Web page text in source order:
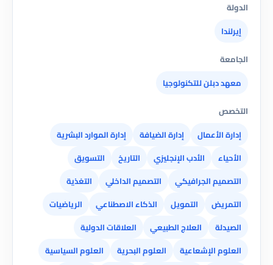
الدولة
إيرلندا
الجامعة
معهد دبلن للتكنولوجيا
التخصص
إدارة الأعمال
إدارة الضيافة
إدارة الموارد البشرية
الأحياء
الأدب الإنجليزي التاريخ
التسويق
التصميم الجرافيكي
التصميم الداخلي
التغذية
التمريض
التمويل الذكاء الاصطناعي
الرياضيات
الصيدلة
العلاج الطبيعي
العلاقات الدولية
العلوم الإشعاعية
العلوم البحرية
العلوم السياسية